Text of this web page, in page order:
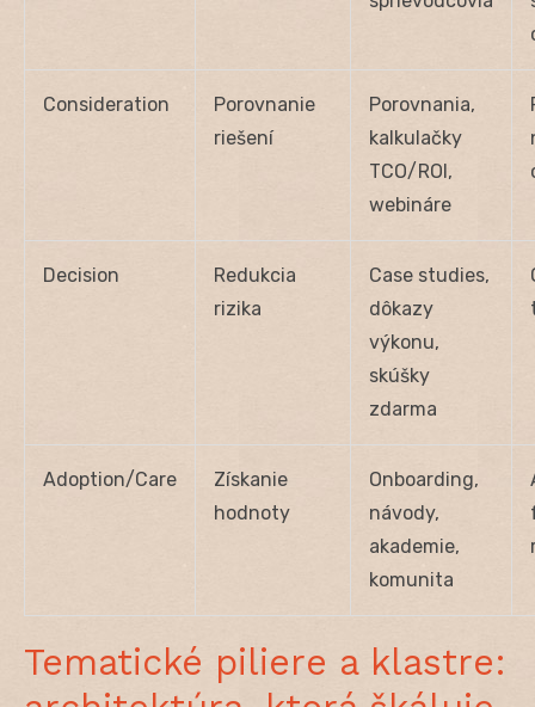
Consideration
Porovnanie
riešení
Porovnania,
kalkulačky
TCO/ROI,
webináre
Decision
Redukcia
rizika
Case studies,
dôkazy
výkonu,
skúšky
zdarma
Adoption/Care
Získanie
hodnoty
Onboarding,
návody,
akademie,
komunita
Tematické piliere a klastre: